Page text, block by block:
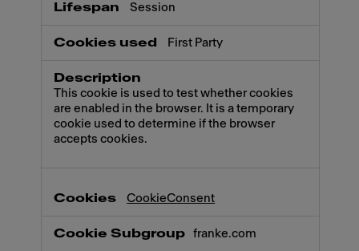
Session
First Party
This cookie is used to test whether cookies
are enabled in the browser. It is a temporary
cookie used to determine if the browser
accepts cookies.
CookieConsent
franke.com